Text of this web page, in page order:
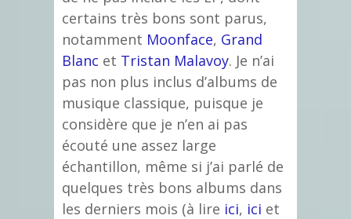
certains très bons sont parus,
notamment Moonface, Grand
Blanc et Tristan Malavoy. Je n’ai
pas non plus inclus d’albums de
musique classique, puisque je
considère que je n’en ai pas
écouté une assez large
échantillon, même si j’ai parlé de
quelques très bons albums dans
les derniers mois (à lire ici, ici et